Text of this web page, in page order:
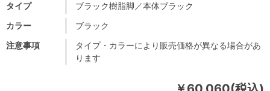
注意事項
タイプ・カラーにより販売価格が異なる場合があ
ります
タイプ
ブラック樹脂脚／本体ブラック
カラー
ブラック